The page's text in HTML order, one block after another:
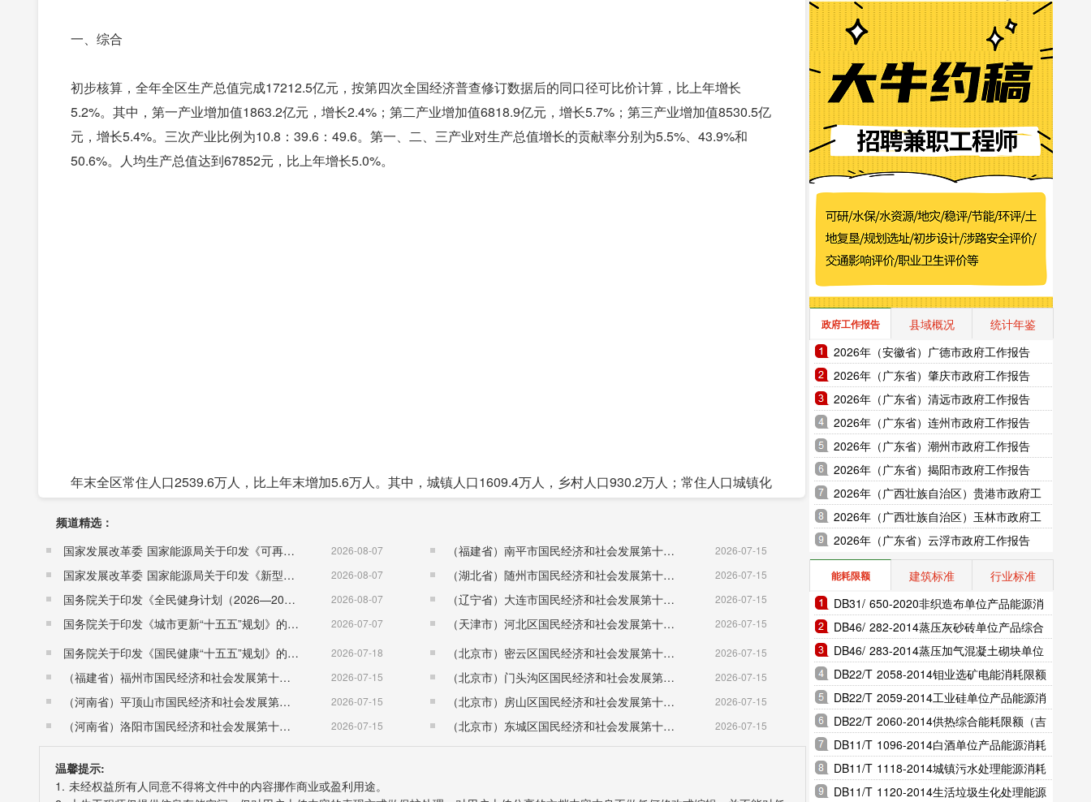
一、综合
初步核算，全年全区生产总值完成17212.5亿元，按第四次全国经济普查修订数据后的同口径可比价计算，比上年增长
5.2%。其中，第一产业增加值1863.2亿元，增长2.4%；第二产业增加值6818.9亿元，增长5.7%；第三产业增加值8530.5亿
元，增长5.4%。三次产业比例为10.8：39.6：49.6。第一、二、三产业对生产总值增长的贡献率分别为5.5%、43.9%和
50.6%。人均生产总值达到67852元，比上年增长5.0%。
年末全区常住人口2539.6万人，比上年末增加5.6万人。其中，城镇人口1609.4万人，乡村人口930.2万人；常住人口城镇化
8.23‰；死亡人口14.4万人，死亡率为5.66‰；人口自然增长率为2.57‰。
频道精选：
国家发展改革委 国家能源局关于印发《可再生能源发展“十五五”规划》的通知 （发改能源〔2026〕1067号）
2026-08-07
国家发展改革委 国家能源局关于印发《新型电力系统建设“十五五”规划》的通知​ （发改能源〔2026〕942号） 2026-08-07
国务院关于印发《全民健身计划（2026—2030年）》的通知 （国发〔2026〕26号） 2026-08-07
国务院关于印发《城市更新“十五五”规划》的通知（国发〔2026〕12号） 2026-07-07
国务院关于印发《国民健康“十五五”规划》的通知 （国发〔2026〕23号） 2026-07-18
（福建省）福州市国民经济和社会发展第十五个五年规划纲要 2026-07-15
（河南省）平顶山市国民经济和社会发展第十五个五年规划纲要 2026-07-15
（河南省）洛阳市国民经济和社会发展第十五个五年规划纲要 2026-07-15
（福建省）南平市国民经济和社会发展第十五个五年规划纲要 2026-07-15
（湖北省）随州市国民经济和社会发展第十五个五年规划纲要 2026-07-15
（辽宁省）大连市国民经济和社会发展第十五个五年规划纲要 2026-07-15
（天津市）河北区国民经济和社会发展第十五个五年规划纲要 2026-07-15
（北京市）密云区国民经济和社会发展第十五个五年规划纲要 2026-07-15
（北京市）门头沟区国民经济和社会发展第十五个五年规划纲要 2026-07-15
（北京市）房山区国民经济和社会发展第十五个五年规划纲要 2026-07-15
（北京市）东城区国民经济和社会发展第十五个五年规划纲要 2026-07-15
温馨提示:
1. 未经权益所有人同意不得将文件中的内容挪作商业或盈利用途。
政府工作报告 县域概况
统计年鉴
2026年（安徽省）广德市政府工作报告
2026年（广东省）肇庆市政府工作报告
2026年（广东省）清远市政府工作报告
2026年（广东省）连州市政府工作报告
2026年（广东省）潮州市政府工作报告
2026年（广东省）揭阳市政府工作报告
2026年（广西壮族自治区）贵港市政府工
作报告
2026年（广西壮族自治区）玉林市政府工
作报告
2026年（广东省）云浮市政府工作报告
能耗限额 建筑标准
行业标准
DB31/ 650-2020非织造布单位产品能源消
耗限额（上海市地方标准）
DB46/ 282-2014蒸压灰砂砖单位产品综合
能耗和电耗限额（海南省地方标准）
DB46/ 283-2014蒸压加气混凝土砌块单位
产品综合能耗和电耗限额（海南省地方标
准）
DB22/T 2058-2014钼业选矿电能消耗限额
（吉林省地方标准）
DB22/T 2059-2014工业硅单位产品能源消
耗限额（吉林省地方标准）
DB22/T 2060-2014供热综合能耗限额（吉
林省地方标准）
DB11/T 1096-2014白酒单位产品能源消耗
限额（北京市地方标准）
DB11/T 1118-2014城镇污水处理能源消耗
限额（北京市地方标准）
DB11/T 1120-2014生活垃圾生化处理能源